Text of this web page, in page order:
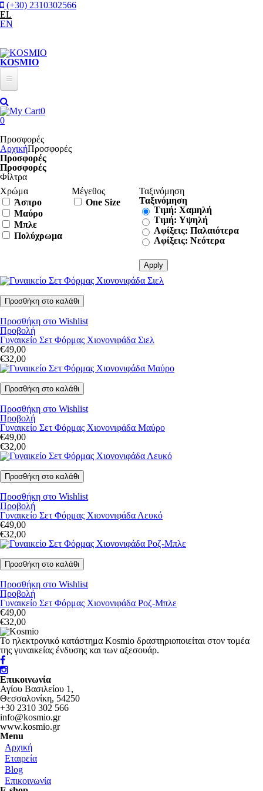
Παράκαμψη προς το κυρίως περιεχόμενο
(+30) 2310302566
EL
EN
KOSMIO
ΡΟΎΧΑ
Σετ
Πουκάμισα
Φορέματα
Ολόσωμες Φόρμες
ΠΑΝΤΕΛΌΝΙΑ
Jeans
Κολάν
Παντελόνια
ΠΑΝΩΦΌΡΙΑ
Μπουφάν/Παλτό
Ζακέτες
Αμάνικα
ΦΟΎΤΕΡ
Φορέματα
Μπλούζες
Παντελόνια
Plus Sizes
Αξεσουάρ
Ζώνες
Φουλάρια/Κασκόλ
Τσάντες
Κοσμήματα
Προσφορές
0
0
Προσφορές
ΑρχικήΠροσφορές
Προσφορές
Προσφορές
Φίλτρα
Χρώμα
Άσπρο
Μαύρο
Μπλε
Πολύχρωμα
Μέγεθος
One Size
Ταξινόμηση
Ταξινόμηση
Τιμή: Χαμηλή
Τιμή: Υψηλή
Αφίξεις: Παλαιότερα
Αφίξεις: Νεότερα
Προσθήκη στο Wishlist
Προβολή
Γυναικείο Σετ Φόρμας Χιονονιφάδα Σιελ
€49,00
€32,00
Προσθήκη στο Wishlist
Προβολή
Γυναικείο Σετ Φόρμας Χιονονιφάδα Μαύρο
€49,00
€32,00
Προσθήκη στο Wishlist
Προβολή
Γυναικείο Σετ Φόρμας Χιονονιφάδα Λευκό
€49,00
€32,00
Προσθήκη στο Wishlist
Προβολή
Γυναικείο Σετ Φόρμας Χιονονιφάδα Ροζ-Μπλε
€49,00
€32,00
Το ηλεκτρονικό κατάστημα Kosmio δραστηριοποιείται στον τομέα
της γυναικείας ένδυσης και των αξεσουάρ.
Επικοινωνία
Αγίου Βασιλείου 1,
Θεσσαλονίκη, 54250
+30 2310 302 566
info@kosmio.gr
www.kosmio.gr
Menu
Αρχική
Εταιρεία
Blog
Επικοινωνία